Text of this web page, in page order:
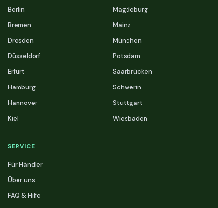
Berlin
Bremen
Dresden
Düsseldorf
Erfurt
Hamburg
Hannover
Kiel
Magdeburg
Mainz
München
Potsdam
Saarbrücken
Schwerin
Stuttgart
Wiesbaden
SERVICE
Für Händler
Über uns
FAQ & Hilfe